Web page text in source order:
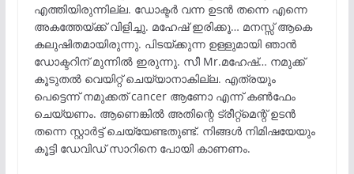
എത്തിയിരുന്നില്ല. ഡോക്ടർ വന്ന ഉടൻ തന്നെ എന്നെ
അകത്തേയ്ക്ക് വിളിച്ചു. മഹേഷ്‌ ഇരിക്കൂ… മനസ്സ് ആകെ
കലുഷിതമായിരുന്നു. പിടയ്ക്കുന്ന ഉള്ളുമായി ഞാൻ
ഡോക്ടറിന് മുന്നിൽ ഇരുന്നു. സീ Mr.മഹേഷ്‌… നമുക്ക്
കൂടുതൽ വെയിറ്റ് ചെയ്യാനാകില്ല. എത്രയും
പെട്ടെന്ന് നമുക്കത് cancer ആണോ എന്ന് കൺഫേം
ചെയ്യണം. ആണെങ്കിൽ അതിന്റെ ട്രീറ്റ്മെന്റ് ഉടൻ
തന്നെ സ്റ്റാർട്ട്‌ ചെയ്യേണ്ടതുണ്ട്. നിങ്ങൾ നിമിഷയേയും
കൂട്ടി ഡേവിഡ് സാറിനെ പോയി കാണണം.